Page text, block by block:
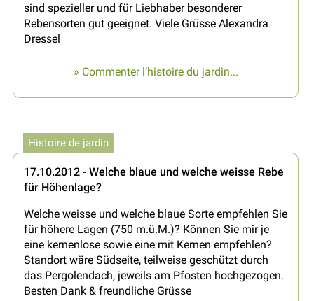
sind spezieller und für Liebhaber besonderer
Rebensorten gut geeignet. Viele Grüsse Alexandra
Dressel
» Commenter l’histoire du jardin...
Histoire de jardin
17.10.2012 - Welche blaue und welche weisse Rebe
für Höhenlage?
Welche weisse und welche blaue Sorte empfehlen Sie
für höhere Lagen (750 m.ü.M.)? Können Sie mir je
eine kernenlose sowie eine mit Kernen empfehlen?
Standort wäre Südseite, teilweise geschützt durch
das Pergolendach, jeweils am Pfosten hochgezogen.
Besten Dank & freundliche Grüsse